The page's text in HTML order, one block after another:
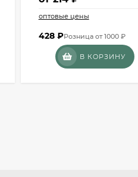
оптовые цены
428 ₽Розница от 1000 ₽
В КОРЗИНУ